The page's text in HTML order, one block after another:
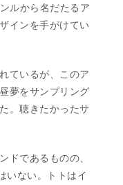
ルから名だたるア
インを手がけてい
ているが、このア
夢をサンプリング
。聴きたかったサ
ドであるものの、
いない。トトはイ